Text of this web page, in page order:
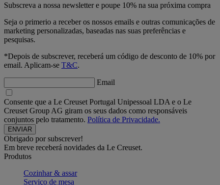
Subscreva a nossa newsletter e poupe 10% na sua próxima compra
Seja o primerio a receber os nossos emails e outras comunicações de
marketing personalizadas, baseadas nas suas preferências e
pesquisas.
*Depois de subscrever, receberá um código de desconto de 10% por
email. Aplicam-se T&C.
Email
Consente que a Le Creuset Portugal Unipessoal LDA e o Le
Creuset Group AG giram os seus dados como responsáveis
conjuntos pelo tratamento. Política de Privacidade.
Obrigado por subscrever!
Em breve receberá novidades da Le Creuset.
Produtos
Cozinhar & assar
Serviço de mesa